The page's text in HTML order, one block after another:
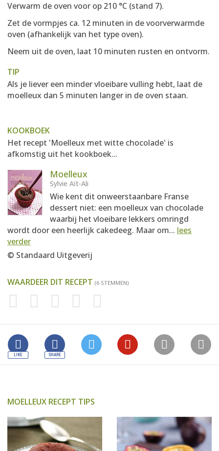
Verwarm de oven voor op 210 °C (stand 7).
Zet de vormpjes ca. 12 minuten in de voorverwarmde
oven (afhankelijk van het type oven).
Neem uit de oven, laat 10 minuten rusten en ontvorm.
TIP
Als je liever een minder vloeibare vulling hebt, laat de
moelleux dan 5 minuten langer in de oven staan.
KOOKBOEK
Het recept 'Moelleux met witte chocolade' is
afkomstig uit het kookboek...
Moelleux
Sylvie Aït-Ali
Wie kent dit onweerstaanbare Franse
dessert niet: een moelleux van chocolade
waarbij het vloeibare lekkers omringd
wordt door een heerlijk cakedeeg. Maar om... lees
verder
© Standaard Uitgeverij
WAARDEER DIT RECEPT (6 STEMMEN)
MOELLEUX RECEPT TIPS